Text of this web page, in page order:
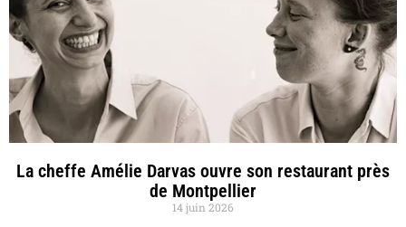
La cheffe Amélie Darvas ouvre son restaurant près
de Montpellier
14 juin 2026